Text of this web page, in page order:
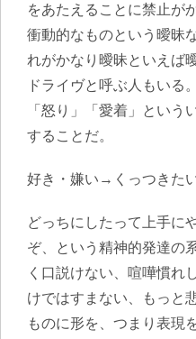
をあたえることに禁止が
衝動的なものという曖昧
れがかなり曖昧といえば
ドライヴと呼ぶ人もいる
「怒り」「愛着」という
することだ。
好き・嫌い→くっつきた
どっちにしたって上手に
ぞ、という精神的発達の
く口説けない、喧嘩慣れ
けではすまない、もっと
ものに形を、つまり表現